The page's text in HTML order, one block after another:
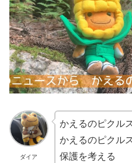
ダイア
かえるのピクル
かえるのピクル
保護を考える